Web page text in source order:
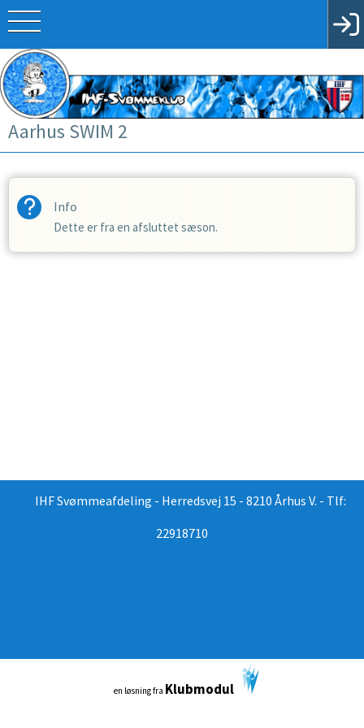
Aarhus SWIM 2
Info
Dette er fra en afsluttet sæson.
IHF Svømmeafdeling - Herredsvej 15 - 8210 Århus V. - Tlf:
22918710
en løsning fra Klubmodul